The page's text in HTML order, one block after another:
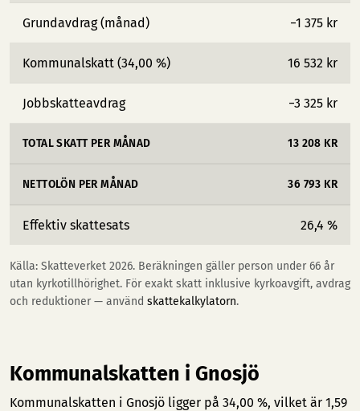
Grundavdrag (månad) −1 375 kr
Kommunalskatt (34,00 %) 16 532 kr
Jobbskatteavdrag −3 325 kr
TOTAL SKATT PER MÅNAD 13 208 KR
NETTOLÖN PER MÅNAD 36 793 KR
Effektiv skattesats 26,4 %
Källa: Skatteverket 2026. Beräkningen gäller person under 66 år
utan kyrkotillhörighet. För exakt skatt inklusive kyrkoavgift, avdrag
och reduktioner — använd skattekalkylatorn.
Kommunalskatten i Gnosjö
Kommunalskatten i Gnosjö ligger på 34,00 %, vilket är 1,59